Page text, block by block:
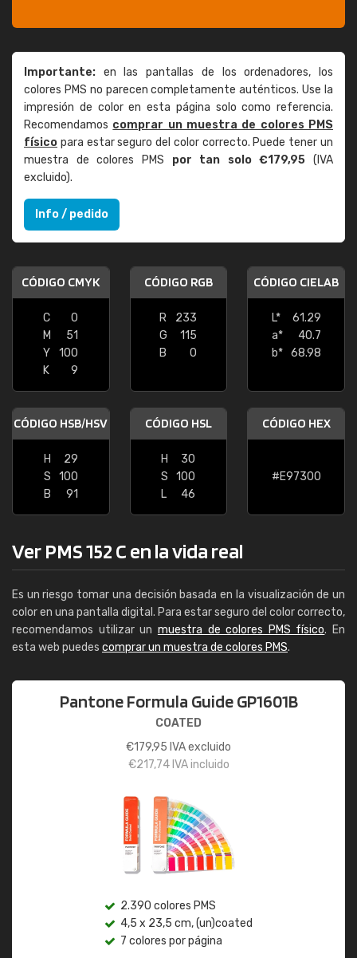
Importante: en las pantallas de los ordenadores, los
colores PMS no parecen completamente auténticos. Use la
impresión de color en esta página solo como referencia.
Recomendamos comprar un muestra de colores PMS
físico para estar seguro del color correcto. Puede tener un
muestra de colores PMS por tan solo €179,95 (IVA
excluido).
Info / pedido
CÓDIGO CMYK
C
0
M
51
Y
100
K
9
CÓDIGO RGB
R
233
G
115
B
0
CÓDIGO CIELAB
L*
61.29
a*
40.7
b*
68.98
CÓDIGO HSB/HSV
H
29
S
100
B
91
CÓDIGO HSL
H
30
S
100
L
46
CÓDIGO HEX
#E97300
Ver PMS 152 C en la vida real
Es un riesgo tomar una decisión basada en la visualización de un
color en una pantalla digital. Para estar seguro del color correcto,
recomendamos utilizar un muestra de colores PMS físico. En
esta web puedes comprar un muestra de colores PMS.
Pantone Formula Guide GP1601B
COATED
€179,95 IVA excluido
€217,74IVA incluido
2.390 colores PMS
4,5 x 23,5 cm, (un)coated
7 colores por página